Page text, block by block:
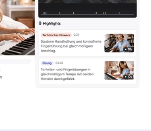
Flügel
Flügel
Flügel
Flügel